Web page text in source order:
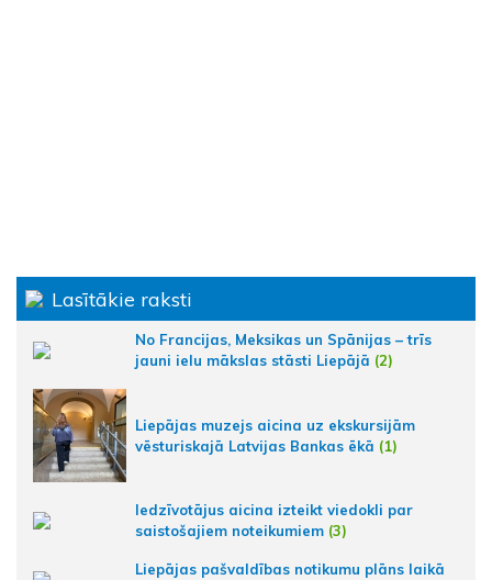
Lasītākie raksti
No Francijas, Meksikas un Spānijas – trīs
jauni ielu mākslas stāsti Liepājā (2)
Liepājas muzejs aicina uz ekskursijām
vēsturiskajā Latvijas Bankas ēkā (1)
Iedzīvotājus aicina izteikt viedokli par
saistošajiem noteikumiem (3)
Liepājas pašvaldības notikumu plāns laikā